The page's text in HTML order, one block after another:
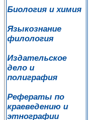
Биология и химия
Языкознание
филология
Издательское
дело и
полиграфия
Рефераты по
краеведению и
этнографии